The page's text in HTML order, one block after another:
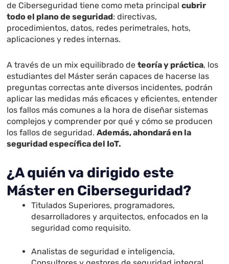
de Ciberseguridad tiene como meta principalcubrir
todo el plano de seguridad: directivas,
procedimientos, datos, redes perimetrales, hots,
aplicaciones y redes internas.
A través de un mix equilibrado deteoría y práctica, los
estudiantes del Máster serán capaces de hacerse las
preguntas correctas ante diversos incidentes, podrán
aplicar las medidas más eficaces y eficientes, entender
los fallos más comunes a la hora de diseñar sistemas
complejos y comprender por qué y cómo se producen
los fallos de seguridad.Además, ahondará en la
seguridad específica del IoT.
¿A quién va dirigido este
Máster en Ciberseguridad?
Titulados Superiores, programadores,
desarrolladores y arquitectos, enfocados en la
seguridad como requisito.
Analistas de seguridad e inteligencia,